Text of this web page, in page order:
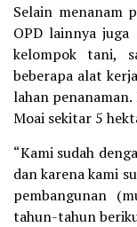
Selain menanam
OPD lainnya juga
kelompok tani,
beberapa alat
lahan
Moai sekitar 5
“Kami sudah
dan karena kami
pembangunan
tahun-tahun